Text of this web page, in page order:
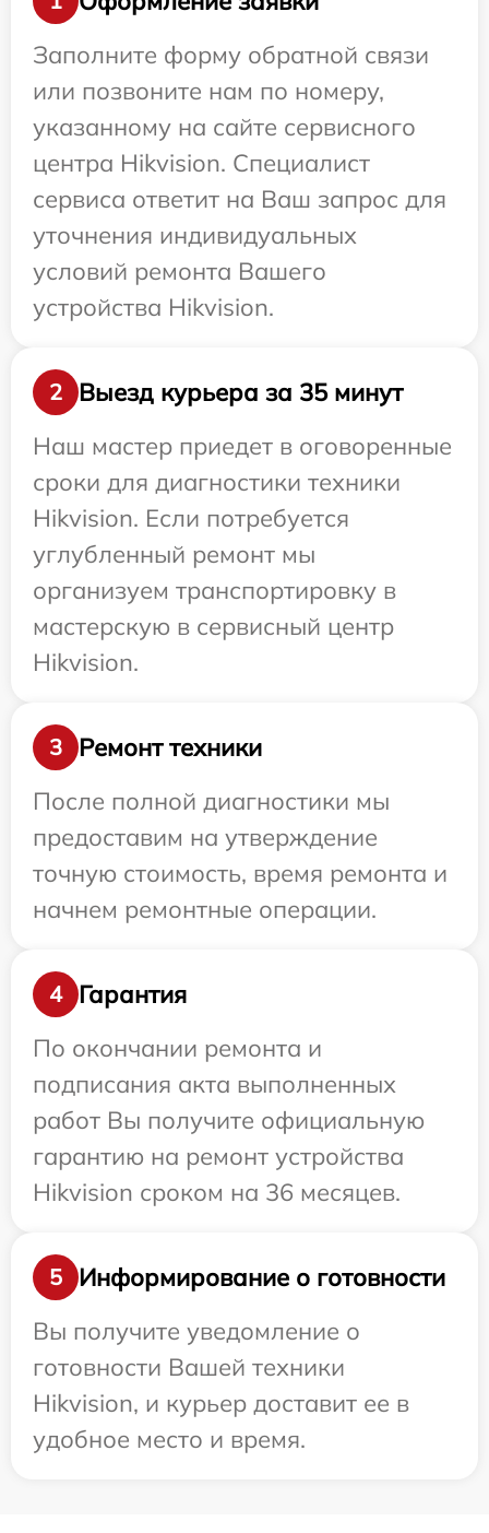
Заполните форму обратной связи
или позвоните нам по номеру,
указанному на сайте сервисного
центра Hikvision. Специалист
сервиса ответит на Ваш запрос для
уточнения индивидуальных
условий ремонта Вашего
устройства Hikvision.
2
Выезд курьера за 35 минут
Наш мастер приедет в оговоренные
сроки для диагностики техники
Hikvision. Если потребуется
углубленный ремонт мы
организуем транспортировку в
мастерскую в сервисный центр
Hikvision.
3
Ремонт техники
После полной диагностики мы
предоставим на утверждение
точную стоимость, время ремонта и
начнем ремонтные операции.
4
Гарантия
По окончании ремонта и
подписания акта выполненных
работ Вы получите официальную
гарантию на ремонт устройства
Hikvision сроком на 36 месяцев.
5
Информирование о готовности
Вы получите уведомление о
готовности Вашей техники
Hikvision, и курьер доставит ее в
удобное место и время.